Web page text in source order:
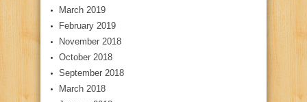
March 2019
February 2019
November 2018
October 2018
September 2018
March 2018